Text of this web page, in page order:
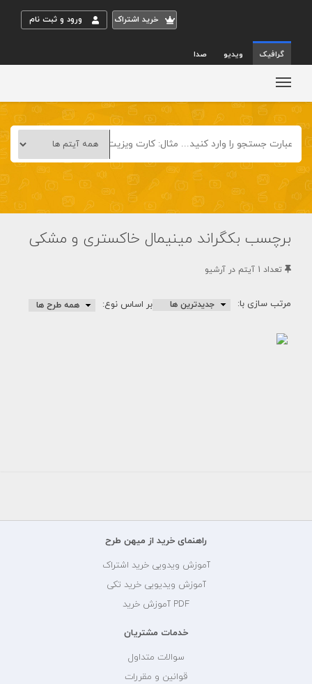
خريد اشتراک ورود و ثبت نام
گرافیک ویدیو صدا
برچسب بکگراند مینیمال خاکستری و مشکی
تعداد 1 آيتم در آرشيو
مرتب سازی با: بر اساس نوع:
عکس
راهنمای خرید از میهن طرح
آموزش ویدویی خرید اشتراک
آموزش ویدیویی خرید تکی
PDF آموزش خرید
خدمات مشتریان
سوالات متداول
قوانین و مقررات